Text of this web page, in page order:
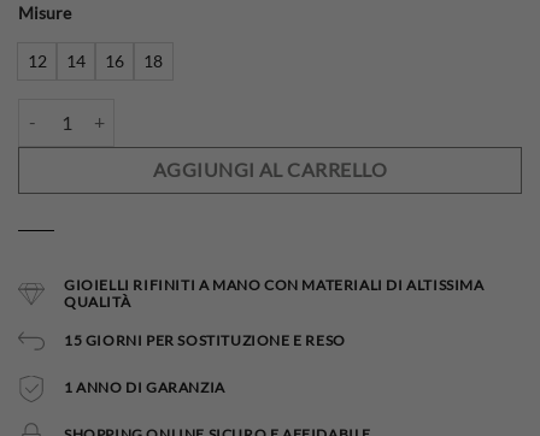
Misure
12 14 16 18
AGGIUNGI AL CARRELLO
GIOIELLI RIFINITI A MANO CON MATERIALI DI ALTISSIMA
QUALITÀ
15 GIORNI PER SOSTITUZIONE E RESO
1 ANNO DI GARANZIA